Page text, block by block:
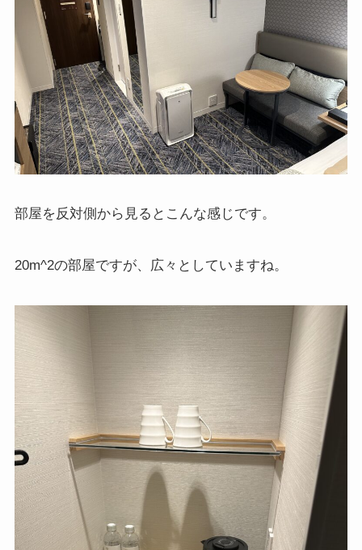
部屋を反対側から見るとこんな感じです。
20m^2の部屋ですが、広々としていますね。